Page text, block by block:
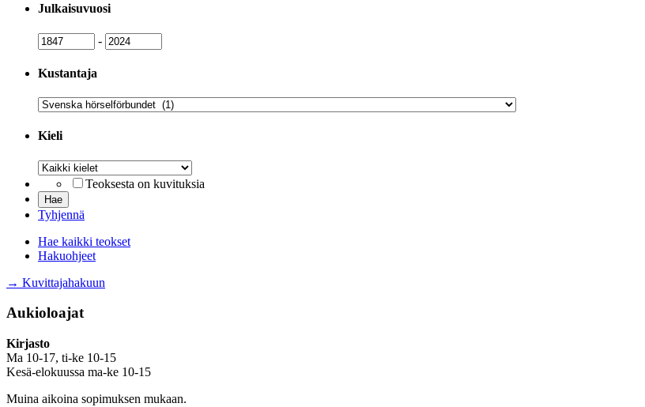
Julkaisuvuosi
Julkaisuvuosi
- Julkaisuvuosi
Kustantaja
Kustantaja
Kieli
Kieli
Teoksesta on kuvituksia
Tyhjennä
Hae kaikki teokset
Hakuohjeet
→ Kuvittajahakuun
Aukioloajat
Kirjasto
Ma 10-17, ti-ke 10-15
Kesä-elokuussa ma-ke 10-15
Muina aikoina sopimuksen mukaan.